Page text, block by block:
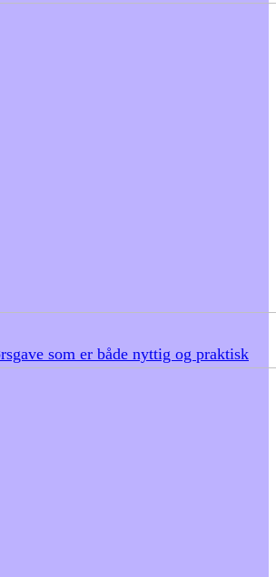
som er både nyttig og praktisk